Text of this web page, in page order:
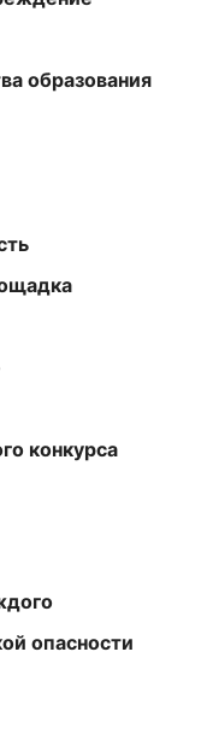
образования
конкурса
опасности